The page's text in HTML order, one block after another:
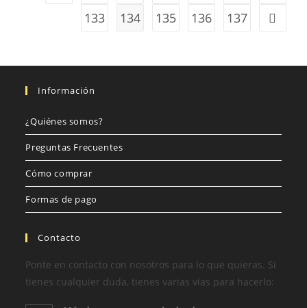
133
134 135 136 137
Información
¿Quiénes somos?
Preguntas Frecuentes
Cómo comprar
Formas de pago
Contacto
Ponte en contacto con nosotros para lo que quieras. Si
tienes cualquier duda, tienes varias vías para hacerlo: